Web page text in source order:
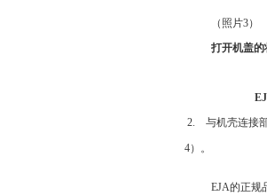
（ 照片3）
打开机盖的
2.
与机壳连接
4） 。
EJA的正规